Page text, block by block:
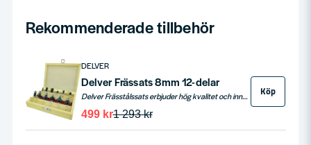
Rekommenderade tillbehör
DELVER
Delver Frässats 8mm 12-delar
Delver Frässtålssats erbjuder hög kvalitet och innefattar vanligt förekommande frässtål. Med 8mm skaft passar dessa stål alla fräsar med 8mm spännhylsor. Satsen kommer i en robust, slagtålig trälåda och är idealisk för både yrkesverksamma och gör-det-självare, med 12 blandade frässtål för olika arbetsbehov.
1 293 kr
499 kr
Köp